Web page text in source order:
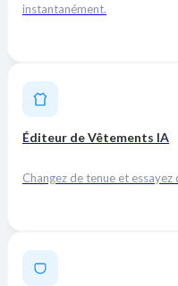
instantanément.
Éditeur de Vêtements IA
Changez de tenue et